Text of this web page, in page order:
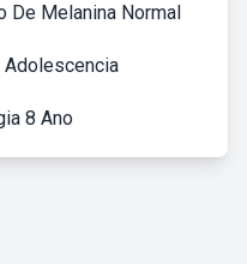
De Melanina Normal
Adolescencia
8 Ano